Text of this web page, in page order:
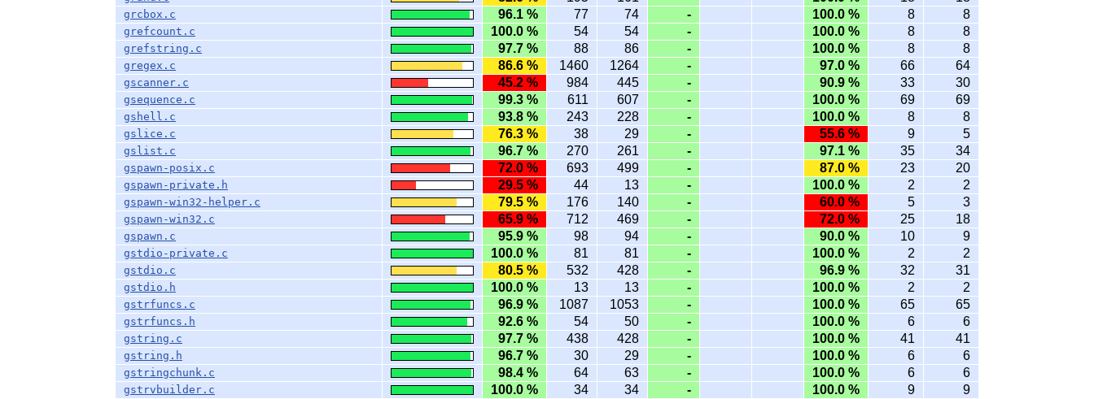
grcbox.c 96.1 % 77 74 - 100.0 % 8 8
grefcount.c 100.0 % 54 54 - 100.0 % 8 8
grefstring.c 97.7 % 88 86 - 100.0 % 8 8
gregex.c 86.6 % 1460 1264 - 97.0 % 66 64
gscanner.c 45.2 % 984 445 - 90.9 % 33 30
gsequence.c 99.3 % 611 607 - 100.0 % 69 69
gshell.c 93.8 % 243 228 - 100.0 % 8 8
gslice.c 76.3 % 38 29 - 55.6 % 9 5
gslist.c 96.7 % 270 261 - 97.1 % 35 34
gspawn-posix.c 72.0 % 693 499 - 87.0 % 23 20
gspawn-private.h 29.5 % 44 13 - 100.0 % 2 2
gspawn-win32-helper.c 79.5 % 176 140 - 60.0 % 5 3
gspawn-win32.c 65.9 % 712 469 - 72.0 % 25 18
gspawn.c 95.9 % 98 94 - 90.0 % 10 9
gstdio-private.c 100.0 % 81 81 - 100.0 % 2 2
gstdio.c 80.5 % 532 428 - 96.9 % 32 31
gstdio.h 100.0 % 13 13 - 100.0 % 2 2
gstrfuncs.c 96.9 % 1087 1053 - 100.0 % 65 65
gstrfuncs.h 92.6 % 54 50 - 100.0 % 6 6
gstring.c 97.7 % 438 428 - 100.0 % 41 41
gstring.h 96.7 % 30 29 - 100.0 % 6 6
gstringchunk.c 98.4 % 64 63 - 100.0 % 6 6
gstrvbuilder.c 100.0 % 34 34 - 100.0 % 9 9